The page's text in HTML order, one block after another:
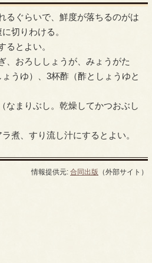
るぐらいで、鮮度が落ちるのがは
切りわける。
とよい。
、おろししょうが、みょうがた
うゆ）、3杯酢（酢としょうゆと
なまりぶし。乾燥してかつおぶし
煮、すり流し汁にするとよい。
情報提供元: 合同出版 （外部サイト）